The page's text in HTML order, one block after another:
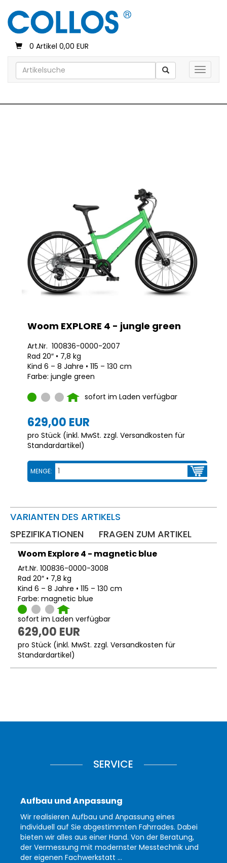
0 Artikel 0,00 EUR
Toggle
Woom EXPLORE 4 - jungle green
Art.Nr. 100836-0000-2007
Rad 20″ • 7,8 kg
Kind 6 – 8 Jahre • 115 – 130 cm
Farbe: jungle green
sofort im Laden verfügbar
629,00 EUR
pro Stück (inkl. MwSt. zzgl. Versandkosten für
Standardartikel)
MENGE:
VARIANTEN DES ARTIKELS
SPEZIFIKATIONEN
FRAGEN ZUM ARTIKEL
Woom Explore 4 - magnetic blue
Art.Nr. 100836-0000-3008
Rad 20″ • 7,8 kg
Kind 6 – 8 Jahre • 115 – 130 cm
Farbe: magnetic blue
sofort im Laden verfügbar
629,00 EUR
pro Stück (inkl. MwSt. zzgl. Versandkosten für
Standardartikel)
SERVICE
Aufbau und Anpassung
Wir realisieren Aufbau und Anpassung eines
individuell auf Sie abgestimmten Fahrrades. Dabei
bieten wir alles aus einer Hand. Von der Beratung,
der Vermessung mit modernster Messtechnik und
der eigenen Fachwerkstatt ...